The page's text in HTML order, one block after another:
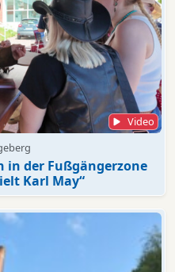
Video
in der Fußgängerzone
Karl May“